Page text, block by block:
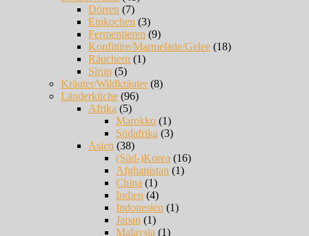
Dörren (7)
Einkochen (3)
Fermentieren (9)
Konfitüre/Marmelade/Gelee (18)
Räuchern (1)
Sirup (5)
Kräuter/Wildkräuter(8)
Länderküche (96)
Afrika (5)
Marokko (1)
Südafrika (3)
Asien (38)
(Süd-)Korea (16)
Afghanistan (1)
China (1)
Indien (4)
Indonesien (1)
Japan (1)
Malaysia (1)